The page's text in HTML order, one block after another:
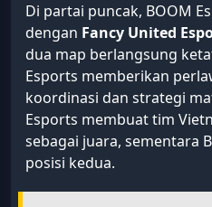
Di partai puncak, BOOM
dengan Fancy United
dua map berlangsung
Esports memberikan
koordinasi dan strategi
Esports membuat tim
sebagai juara, sementara
posisi kedua.